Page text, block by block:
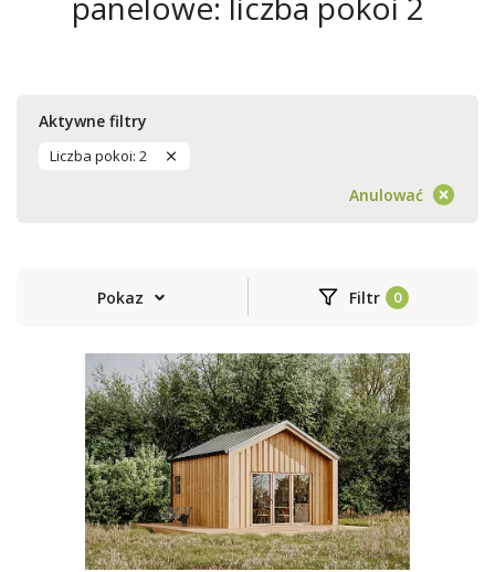
Aktywne filtry
Liczba pokoi: 2
Anulować
Pokaz Filtr